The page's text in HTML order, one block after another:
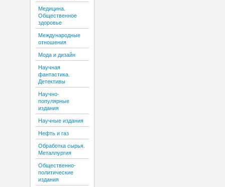
Медицина.
Общественное
здоровье
Международные
отношения
Мода и дизайн
Научная
фантастика.
Детективы
Научно-
популярные
издания
Научные издания
Нефть и газ
Обработка сырья.
Металлургия
Общественно-
политические
издания